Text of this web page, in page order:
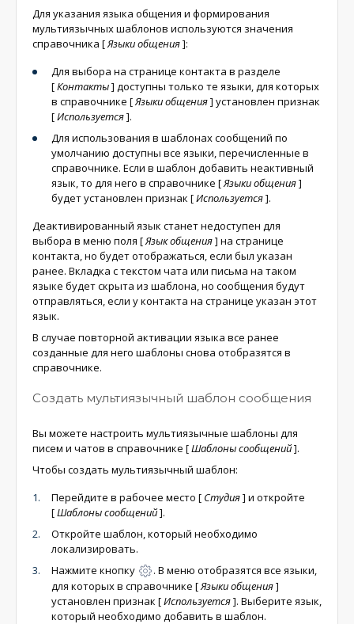
Для указания языка общения и формирования
мультиязычных шаблонов используются значения
справочника [Языки общения]:
Для выбора на странице контакта в разделе
[Контакты] доступны только те языки, для которых
в справочнике [Языки общения] установлен признак
[Используется].
Для использования в шаблонах сообщений по
умолчанию доступны все языки, перечисленные в
справочнике. Если в шаблон добавить неактивный
язык, то для него в справочнике [Языки общения]
будет установлен признак [Используется].
Деактивированный язык станет недоступен для
выбора в меню поля [Язык общения] на странице
контакта, но будет отображаться, если был указан
ранее. Вкладка с текстом чата или письма на таком
языке будет скрыта из шаблона, но сообщения будут
отправляться, если у контакта на странице указан этот
язык.
В случае повторной активации языка все ранее
созданные для него шаблоны снова отобразятся в
справочнике.
Создать мультиязычный шаблон сообщения
Вы можете настроить мультиязычные шаблоны для
писем и чатов в справочнике [Шаблоны сообщений].
Чтобы создать мультиязычный шаблон:
Перейдите в рабочее место [ Студия] и откройте
[Шаблоны сообщений].
Откройте шаблон, который необходимо
локализировать.
Нажмите кнопку
. В меню отобразятся все языки,
для которых в справочнике [Языки общения]
установлен признак [Используется]. Выберите язык,
который необходимо добавить в шаблон.